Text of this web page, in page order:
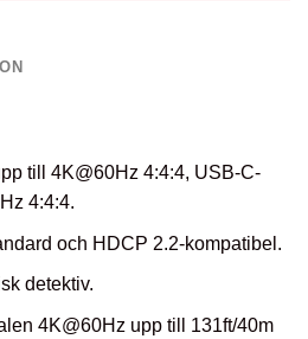
till 4K@60Hz 4:4:4, USB-C-
4:4:4.
och HDCP 2.2-kompatibel.
detektiv.
4K@60Hz upp till 131ft/40m